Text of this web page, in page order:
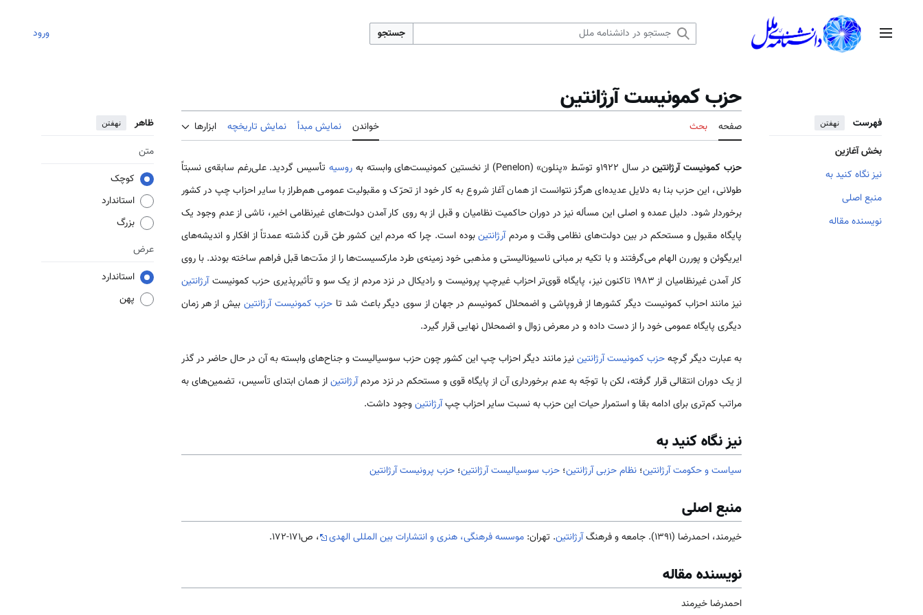
منوی اصلی جستجو ورود
فهرست نهفتن
بخش آغازین
نیز نگاه کنید به
منبع اصلی
نویسنده مقاله
حزب کمونيست آرژانتين
صفحه بحث خواندن نمایش مبدأ نمایش تاریخچه ابزارها ظاهر نهفتن
متن
کوچک
استاندارد
بزرگ
عرض
استاندارد
پهن
حزب کمونیست آرژانتیندر سال ۱۹۲۲و توسّط «پنلون» (Penelon) از نخستین کمونیست‌هاى وابسته به روسیه تأسیس گردید. على‌رغم سابقه‌ی نسبتاً
طولانی، این حزب بنا به دلایل عدیده‌اى هرگز نتوانست از همان آغاز شروع به کار خود از تحرّک و مقبولیت عمومى هم ‌طراز با سایر احزاب چپ در کشور
برخوردار شود. دلیل عمده و اصلى این مسأله نیز در دوران حاکمیت نظامیان و قبل از به روى کار آمدن دولت‌هاى غیرنظامى اخیر، ناشى از عدم وجود یک
پایگاه مقبول و مستحکم در بین دولت‌هاى نظامى وقت و مردمآرژانتینبوده است. چرا که مردم این کشور طىّ قرن گذشته عمدتاً از افکار و اندیشه‌هاى
ایریگوئن و پوررن الهام مى‌گرفتند و با تکیه بر مبانى ناسیونالیستى و مذهبى خود زمینه ‌ی طرد مارکسیست‌ها را از مدّت‌ها قبل فراهم ساخته بودند. با روى
کار آمدن غیرنظامیان از ۱۹۸۳ تاکنون نیز، پایگاه قوی ‌تر احزاب غیرچپ پرونیست و رادیکال در نزد مردم از یک‌ سو و تأثیرپذیرى حزب کمونیست
آرژانتین
نیز مانند احزاب کمونیست دیگر کشورها از فروپاشى و اضمحلال کمونیسم در جهان از سوى دیگر باعث شد تا حزب کمونیست آرژانتین بیش از هر زمان
دیگرى پایگاه عمومى خود را از دست داده و در معرض زوال و اضمحلال نهایى قرار گیرد.
به عبارت دیگر گرچهحزب کمونیست آرژانتیننیز مانند دیگر احزاب چپ این کشور چون حزب سوسیالیست و جناح‌هاى وابسته به آن در حال حاضر در گذر
از یک دوران انتقالى قرار گرفته، لکن با توجّه به عدم برخوردارى آن از پایگاه قوى و مستحکم در نزد مردمآرژانتیناز همان ابتداى تأسیس، تضمین‌هاى به
مراتب کم‌تری برای ادامه بقا و استمرار حیات این حزب به نسبت سایر احزاب چپآرژانتینوجود داشت.
نیز نگاه کنید به
سیاست و حکومت آرژانتین؛ نظام حزبی آرژانتین؛ حزب سوسیالیست آرژانتین؛ حزب پرونیست آرژانتین
منبع اصلی
خیرمند، احمدرضا (1391). جامعه و فرهنگ آرژانتین. تهران: موسسه فرهنگی، هنری و انتشارات بین المللی الهدی ، ص171-172.
نویسنده مقاله
احمدرضا خیرمند